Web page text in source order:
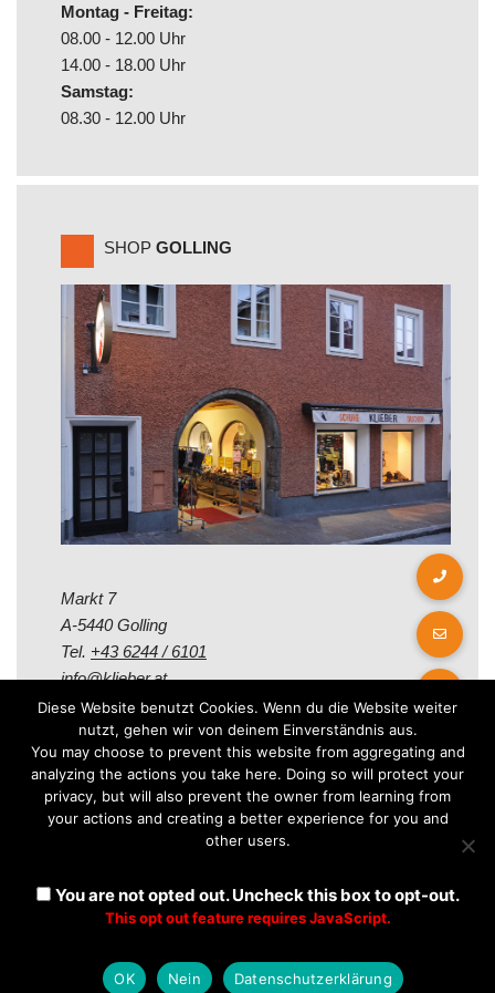
Montag - Freitag:
08.00 - 12.00 Uhr
14.00 - 18.00 Uhr
Samstag:
08.30 - 12.00 Uhr
SHOP GOLLING
Markt 7
A-5440 Golling
Tel. +43 6244 / 6101
info@klieber.at
Öffungszeiten
Montag - Freitag:
08.00 - 12.00 Uhr
08.30 - 12.30 Uhr
| Präsentiert vonWordPress
Diese Website benutzt Cookies. Wenn du die Website weiter
nutzt, gehen wir von deinem Einverständnis aus.
You may choose to prevent this website from aggregating and
analyzing the actions you take here. Doing so will protect your
privacy, but will also prevent the owner from learning from
your actions and creating a better experience for you and
other users.
You are not opted out. Uncheck this box to opt-out.
This opt out feature requires JavaScript.
OK Nein Datenschutzerklärung